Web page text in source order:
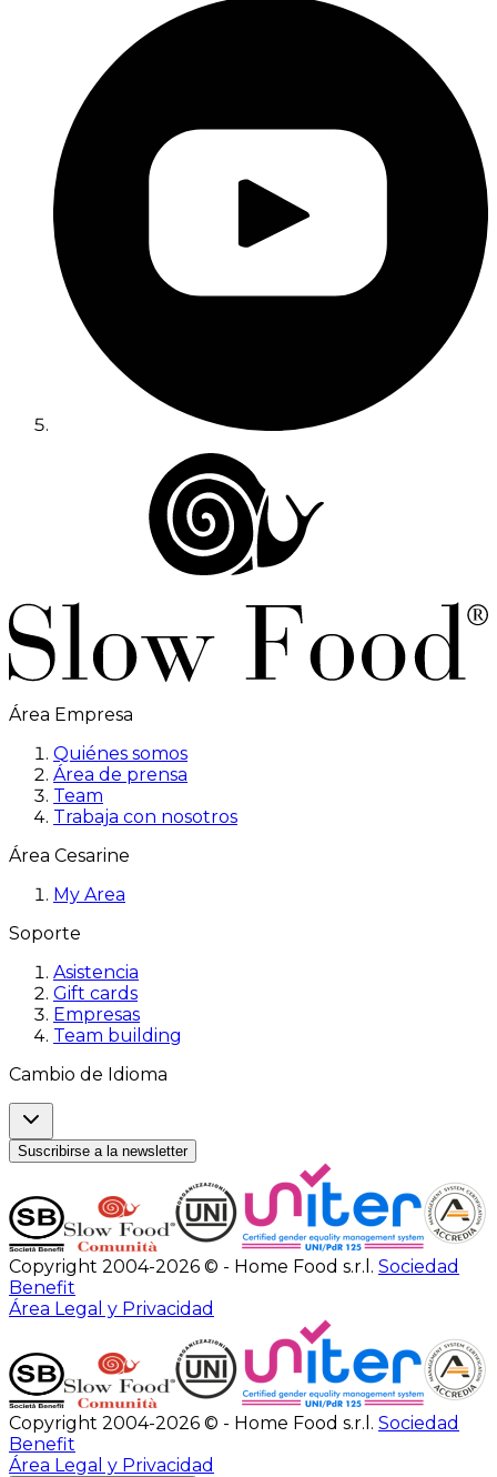
Área Empresa
Quiénes somos
Área de prensa
Team
Trabaja con nosotros
Área Cesarine
My Area
Soporte
Asistencia
Gift cards
Empresas
Team building
Cambio de Idioma
Suscribirse a la newsletter
Copyright 2004-2026 © - Home Food s.r.l. Sociedad
Benefit
Área Legal y Privacidad
Copyright 2004-2026 © - Home Food s.r.l. Sociedad
Benefit
Área Legal y Privacidad